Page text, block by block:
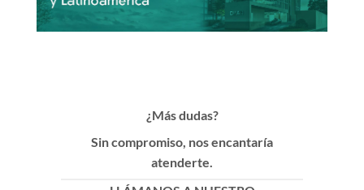
¿Más dudas?
Sin compromiso, nos encantaría
atenderte.